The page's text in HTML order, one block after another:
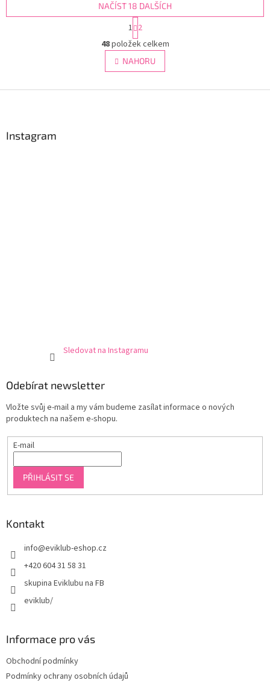
O
v
l
á
NAČÍST 18 DALŠÍCH
S
t
r
á
n
k
v
1 2
48položek celkem
NAHORU
Instagram
Sledovat na Instagramu
Odebírat newsletter
Vložte svůj e-mail a my vám budeme zasílat informace o nových
produktech na našem e-shopu.
E-mail
PŘIHLÁSIT SE
Kontakt
info@eviklub-eshop.cz
+420 604 31 58 31
skupina Eviklubu na FB
eviklub/
Informace pro vás
Obchodní podmínky
Podmínky ochrany osobních údajů